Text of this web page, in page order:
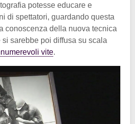
potesse educare e
di spettatori, guardando questa
conoscenza della nuova tecnica
sarebbe poi diffusa su scala
vite.